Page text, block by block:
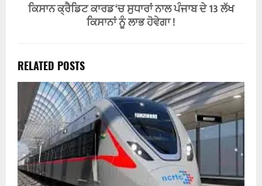
ਕਿਸਾਨ ਕ੍ਰੈਡਿਟ ਕਾਰਡ ‘ਚ ਸੁਧਾਰਾਂ ਨਾਲ ਪੰਜਾਬ ਦੇ 13 ਲੱਖ
ਕਿਸਾਨਾਂ ਨੂੰ ਲਾਭ ਹੋਵੇਗਾ !
RELATED POSTS